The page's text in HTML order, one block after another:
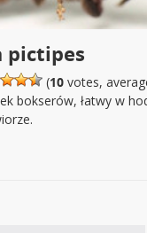
pictipes
(10votes,
bokserów, łatwy w